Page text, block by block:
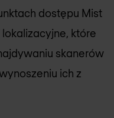
dostępu Mist
które
skanerów
ich z